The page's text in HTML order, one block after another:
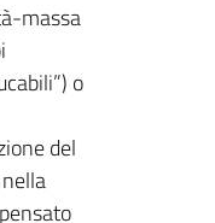
massa
o
del